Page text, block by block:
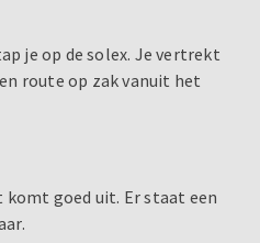
je op de solex. Je vertrekt
route op zak vanuit het
komt goed uit. Er staat een